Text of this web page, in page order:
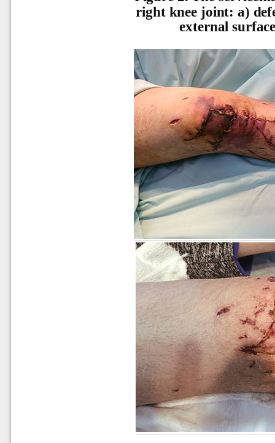
right knee joint: а)
external